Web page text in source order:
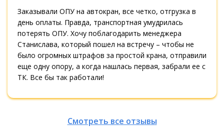
Заказывали ОПУ на автокран, все четко, отгрузка в
день оплаты. Правда, транспортная умудрилась
потерять ОПУ. Хочу поблагодарить менеджера
Станислава, который пошел на встречу – чтобы не
было огромных штрафов за простой крана, отправили
еще одну опору, а когда нашлась первая, забрали ее с
ТК. Все бы так работали!
Смотреть все отзывы